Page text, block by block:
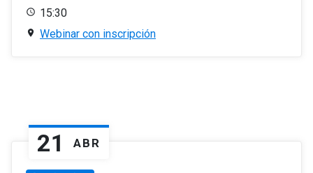
15:30
Webinar con inscripción
21 ABR